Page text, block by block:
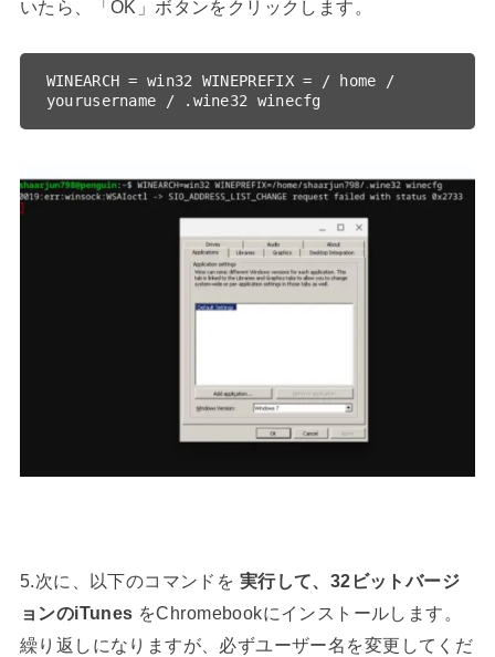
いたら、「OK」ボタンをクリックします。
WINEARCH = win32 WINEPREFIX = / home /
yourusername / .wine32 winecfg
5.次に、以下のコマンドを 実行して、32ビットバージ
ョンのiTunes をChromebookにインストールします。
繰り返しになりますが、必ずユーザー名を変更してくだ